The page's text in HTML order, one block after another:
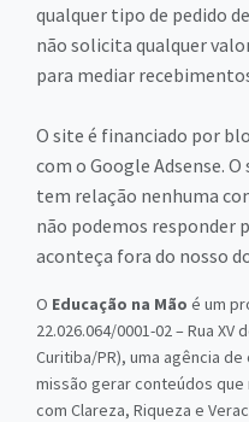
qualquer tipo de pedido
não solicita qualquer
para mediar
O site é financiado por
com o Google Adsense. O
tem relação nenhuma
não podemos responder
aconteça fora do nosso
O Educação na Mão é um
22.026.064/0001-02 – Rua
Curitiba/PR), uma agência
missão gerar conteúdos
com Clareza, Riqueza e